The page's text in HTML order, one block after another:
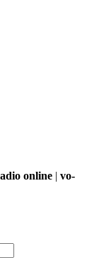
online | vo-